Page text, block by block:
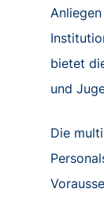
bietet
und
Die